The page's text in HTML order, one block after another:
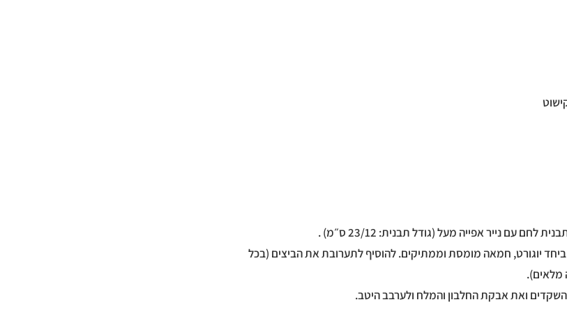
ביחד יוגורט, חמאה מומסת וממתיקים. להוסיף לתערובת את הביצים (בכל
מלאים).